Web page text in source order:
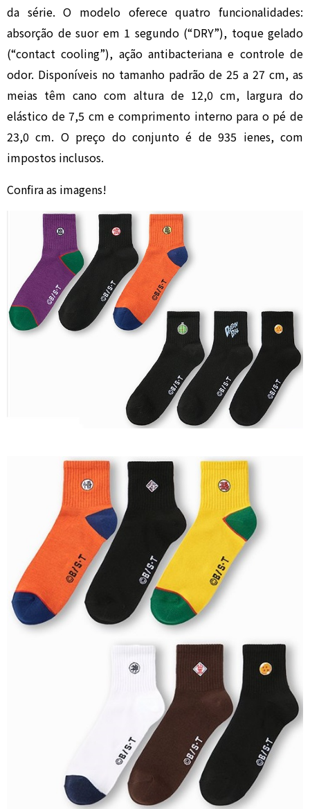
da série. O modelo oferece quatro funcionalidades:
absorção de suor em 1 segundo (“DRY”), toque gelado
(“contact cooling”), ação antibacteriana e controle de
odor. Disponíveis no tamanho padrão de 25 a 27 cm, as
meias têm cano com altura de 12,0 cm, largura do
elástico de 7,5 cm e comprimento interno para o pé de
23,0 cm. O preço do conjunto é de 935 ienes, com
impostos inclusos.
Confira as imagens!